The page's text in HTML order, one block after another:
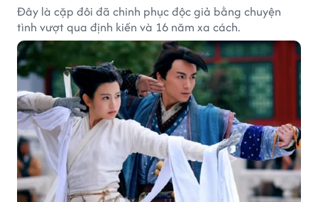
Đây là cặp đôi đã chinh phục độc giả bằng chuyện
tình vượt qua định kiến và 16 năm xa cách.